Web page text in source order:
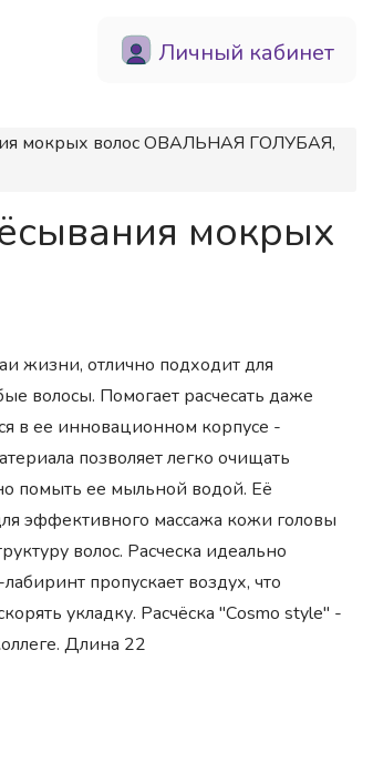
Личный кабинет
мокрых волос ОВАЛЬНАЯ ГОЛУБАЯ,
мокрых
жизни, отлично подходит для
волосы. Помогает расчесать даже
в ее инновационном корпусе -
позволяет легко очищать
помыть ее мыльной водой. Её
эффективного массажа кожи головы
волос. Расческа идеально
пропускает воздух, что
укладку. Расчёска "Сosmo style" -
Длина 22